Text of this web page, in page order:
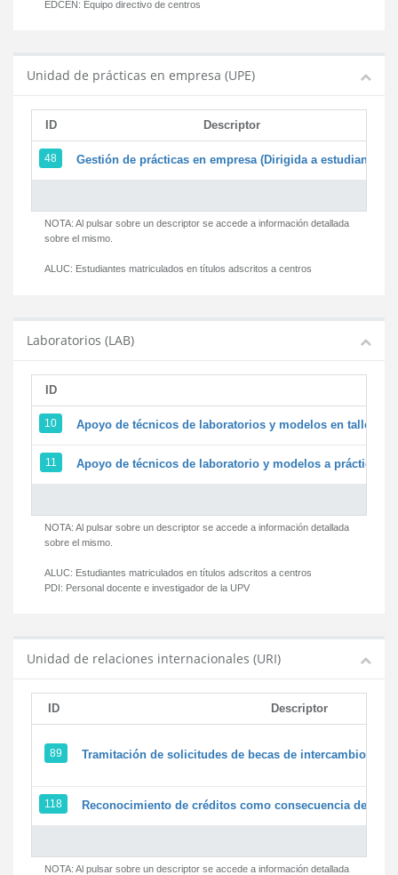
EDCEN: Equipo directivo de centros
Unidad de prácticas en empresa (UPE)
ID Descriptor
48 Gestión de prácticas en empresa (Dirigida a estudiantes)
NOTA: Al pulsar sobre un descriptor se accede a información detallada
sobre el mismo.
ALUC: Estudiantes matriculados en títulos adscritos a centros
Laboratorios (LAB)
ID
10 Apoyo de técnicos de laboratorios y modelos en
11 Apoyo de técnicos de laboratorio y modelos a prácticas
NOTA: Al pulsar sobre un descriptor se accede a información detallada
sobre el mismo.
ALUC: Estudiantes matriculados en títulos adscritos a centros
PDI: Personal docente e investigador de la UPV
Unidad de relaciones internacionales (URI)
ID Descriptor
89 Tramitación de solicitudes de becas de intercambio
118 Reconocimiento de créditos como consecuencia de un
NOTA: Al pulsar sobre un descriptor se accede a información detallada